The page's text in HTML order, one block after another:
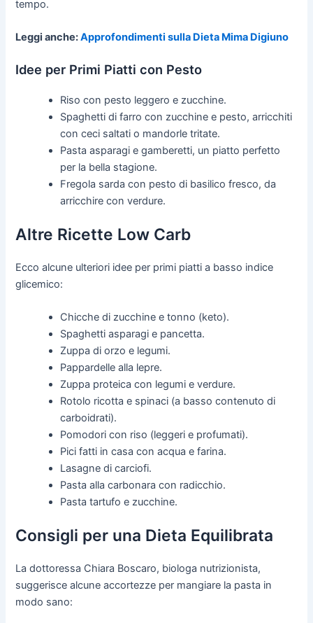
tempo.
Leggi anche:Approfondimenti sulla Dieta Mima Digiuno
Idee per Primi Piatti con Pesto
Riso con pesto leggero e zucchine.
Spaghetti di farro con zucchine e pesto, arricchiti
con ceci saltati o mandorle tritate.
Pasta asparagi e gamberetti, un piatto perfetto
per la bella stagione.
Fregola sarda con pesto di basilico fresco, da
arricchire con verdure.
Altre Ricette Low Carb
Ecco alcune ulteriori idee per primi piatti a basso indice
glicemico:
Chicche di zucchine e tonno (keto).
Spaghetti asparagi e pancetta.
Zuppa di orzo e legumi.
Pappardelle alla lepre.
Zuppa proteica con legumi e verdure.
Rotolo ricotta e spinaci (a basso contenuto di
carboidrati).
Pomodori con riso (leggeri e profumati).
Pici fatti in casa con acqua e farina.
Lasagne di carciofi.
Pasta alla carbonara con radicchio.
Pasta tartufo e zucchine.
Consigli per una Dieta Equilibrata
La dottoressa Chiara Boscaro, biologa nutrizionista,
suggerisce alcune accortezze per mangiare la pasta in
modo sano: